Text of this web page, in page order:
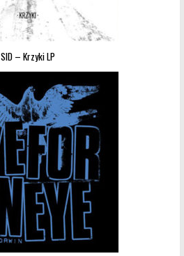
SID – Krzyki LP